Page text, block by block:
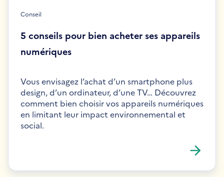
Conseil
5 conseils pour bien acheter ses appareils
numériques
Vous envisagez l’achat d’un smartphone plus
design, d’un ordinateur, d’une TV… Découvrez
comment bien choisir vos appareils numériques
en limitant leur impact environnemental et
social.